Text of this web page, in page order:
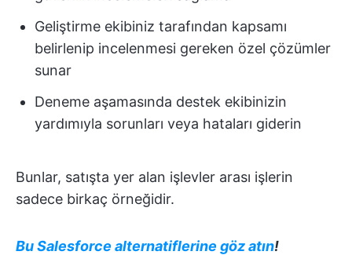
Geliştirme ekibiniz tarafından kapsamı
belirlenip incelenmesi gereken özel çözümler
sunar
Deneme aşamasında destek ekibinizin
yardımıyla sorunları veya hataları giderin
Bunlar, satışta yer alan işlevler arası işlerin
sadece birkaç örneğidir.
Bu Salesforce alternatiflerine göz atın!